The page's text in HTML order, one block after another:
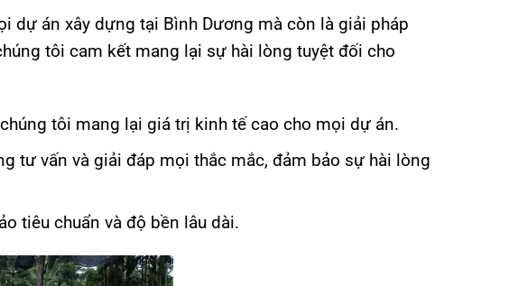
dự án xây dựng tại Bình Dương mà còn là giải pháp
tôi cam kết mang lại sự hài lòng tuyệt đối cho
tôi mang lại giá trị kinh tế cao cho mọi dự án.
tư vấn và giải đáp mọi thắc mắc, đảm bảo sự hài lòng
tiêu chuẩn và độ bền lâu dài.